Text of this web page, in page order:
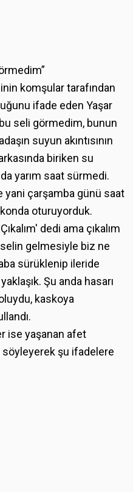
komşular tarafından
ifade eden Yaşar
seli görmedim, bunun
suyun akıntısının
biriken su
da yarım saat sürmedi.
yani çarşamba günü saat
oturuyorduk.
dedi ama çıkalım
gelmesiyle biz ne
sürüklenip ileride
Şu anda hasarı
kaskoya
ise yaşanan afet
söyleyerek şu ifadelere